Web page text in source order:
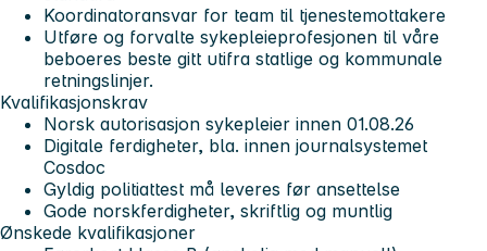
Koordinatoransvar for team til tjenestemottakere
Utføre og forvalte sykepleieprofesjonen til våre
beboeres beste gitt utifra statlige og kommunale
retningslinjer.
Kvalifikasjonskrav
Norsk autorisasjon sykepleier innen 01.08.26
Digitale ferdigheter, bla. innen journalsystemet
Cosdoc
Gyldig politiattest må leveres før ansettelse
Gode norskferdigheter, skriftlig og muntlig
Ønskede kvalifikasjoner